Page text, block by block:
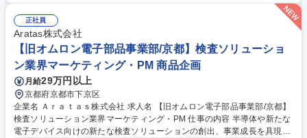
バル共通の営業データ分析基盤構築およびKPI設計・モニタリング ■拠点
横断での商談創出・案件管理・受注率向上に向けた業務フロー標準化 ■各
国営業現場への業務定着支援、活用促進施策の企画・実行 ■経営層向けの
グローバル営業レポーティングおよび戦略立案支援 募集職種 【旧オムロ
ン電子部品事業部/京都】グローバル営業組織でのDX推進担当
正社員
Aratas株式会社
【旧オムロン電子部品事業部/京都】検査ソリューショ
ン業界マーケティング・PM 商品企画
月給29万円以上
京都府京都市下京区
企業名 Ａｒａｔａｓ株式会社 求人名 【旧オムロン電子部品事業部/京都】
検査ソリューション業界マーケティング・PM 仕事の内容 半導体や新たな
電子デバイス向けの新たな検査ソリューションの創出、事業成長を具現化